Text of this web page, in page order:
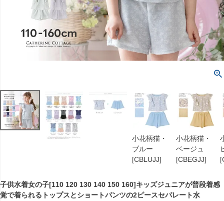
小花柄猫・
ブルー
[CBLUJJ]
小花柄猫・
ベージュ
[CBEGJJ]
子供水着女の子[110 120 130 140 150 160]キッズジュニアが普段着感
覚で着られるトップスとショートパンツの2ピースセパレート水